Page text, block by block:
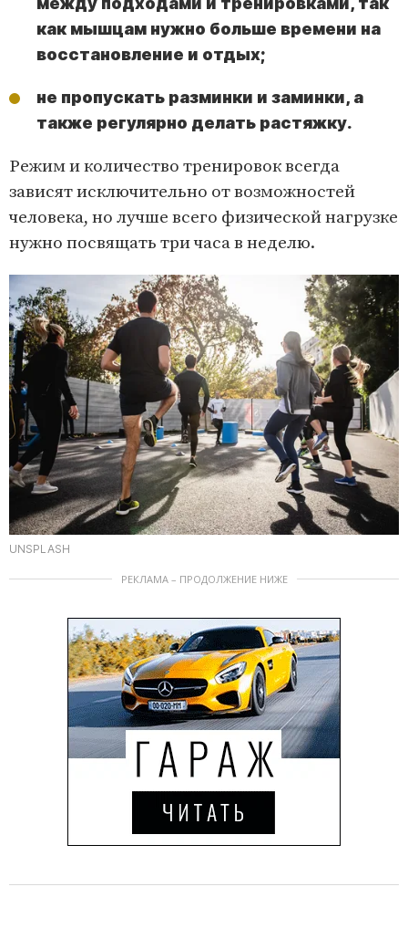
как мышцам нужно больше времени на
восстановление и отдых;
не пропускать разминки и заминки, а
также регулярно делать растяжку.
Режим и количество тренировок всегда
зависят исключительно от возможностей
человека, но лучше всего физической нагрузке
нужно посвящать три часа в неделю.
UNSPLASH
РЕКЛАМА – ПРОДОЛЖЕНИЕ НИЖЕ